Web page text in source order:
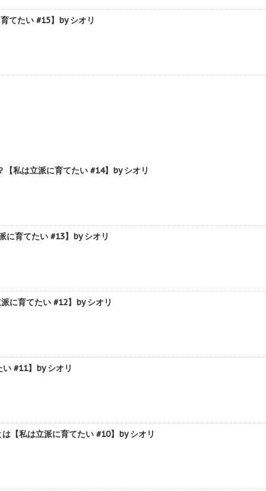
てたい #15】by シオリ
私は立派に育てたい #14】by シオリ
育てたい #13】by シオリ
に育てたい #12】by シオリ
#11】by シオリ
【私は立派に育てたい #10】by シオリ